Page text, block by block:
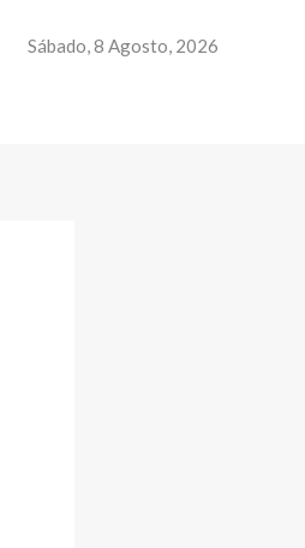
Sábado, 8 Agosto, 2026